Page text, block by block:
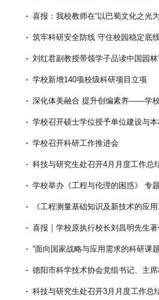
· 喜报：我校教师在“以巴蜀文化之光
· 筑牢科研安全防线 守住校园稳定
· 刘红君副教授带领学子品读中国园
· 学校新增140项校级科研项目立项
· 深化体美融合 提升创编素养——学
· 学校召开硕士学位授予单位建设与
· 学校召开科研工作推进会
· 科技与研究生处召开4月月度工作总
· 学校举办《工程与伦理的困惑》 专
· 《工程测量基础知识及新技术的应
· 喜报｜学校原执行校长刘昌明先生
· “面向国家战略与应用需求的科研课
· 德阳市科学技术协会党组书记、主
· 科技与研究生处召开3月月度工作总